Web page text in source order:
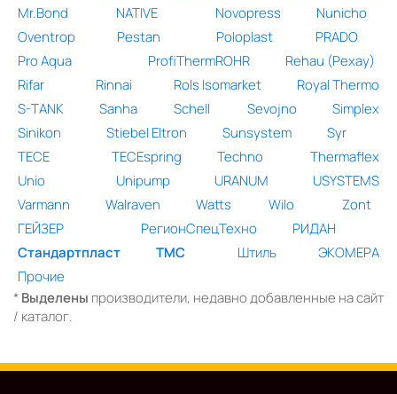
Mr.Bond
NATIVE Novopress
Nunicho
Oventrop
Pestan Poloplast
PRADO
Pro Aqua
ProfiThermROHR
Rehau (Рехау)
Rifar
Rinnai Rols Isomarket
Royal Thermo
S-TANK
Sanha Schell Sevojno
Simplex
Sinikon
Stiebel Eltron Sunsystem
Syr
TECE
TECEspring Techno
Thermaflex
Unio
Unipump URANUM
USYSTEMS
Varmann
Walraven Watts Wilo
Zont
ГЕЙЗЕР
РегионСпецТехно
РИДАН
Стандартпласт
ТМС Штиль
ЭКОМЕРА
Прочие
*Выделены производители, недавно добавленные на сайт
/ каталог.